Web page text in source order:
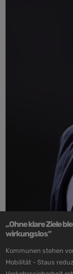
„Ohne klare Ziele
wirkungslos“
Kommunen stehen
Mobilität - Staus